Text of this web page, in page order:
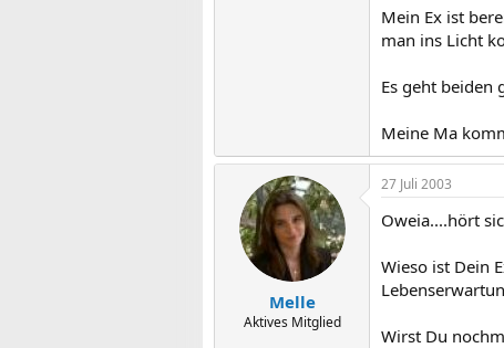
Mein Ex ist
man ins Licht
Es geht beiden
Meine Ma
Melle
Aktives Mitglied
27 Juli 2003
Oweia....hört
Wieso ist Dein
Wirst Du